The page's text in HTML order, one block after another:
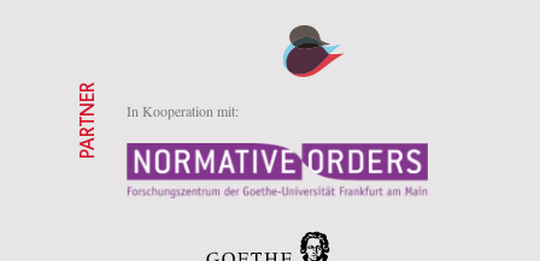
In Kooperation mit:
PARTNER